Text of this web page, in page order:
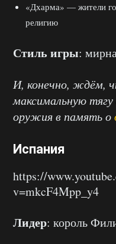
«Дхарма» — жители
религию
Стиль игры:
И, конечно, ждём,
максимальную тягу
оружия в память о
Испания
https://
v=mkcF4Mpp_y4
Лидер: король